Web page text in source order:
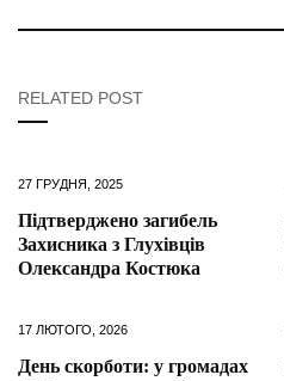
RELATED POST
27 ГРУДНЯ, 2025
Підтверджено загибель
Захисника з Глухівців
Олександра Костюка
17 ЛЮТОГО, 2026
День скорботи: у громадах